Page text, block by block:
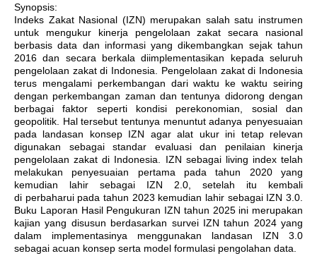
Synopsis:
Indeks Zakat Nasional (IZN) merupakan salah satu instrumen
untuk mengukur kinerja pengelolaan zakat secara nasional
berbasis data dan informasi yang dikembangkan sejak tahun
2016 dan secara berkala diimplementasikan kepada seluruh
pengelolaan zakat di Indonesia. Pengelolaan zakat di Indonesia
terus mengalami perkembangan dari waktu ke waktu seiring
dengan perkembangan zaman dan tentunya didorong dengan
berbagai faktor seperti kondisi perekonomian, sosial dan
geopolitik. Hal tersebut tentunya menuntut adanya penyesuaian
pada landasan konsep IZN agar alat ukur ini tetap relevan
digunakan sebagai standar evaluasi dan penilaian kinerja
pengelolaan zakat di Indonesia. IZN sebagai living index telah
melakukan penyesuaian pertama pada tahun 2020 yang
kemudian lahir sebagai IZN 2.0, setelah itu kembali
di perbaharui pada tahun 2023 kemudian lahir sebagai IZN 3.0.
Buku Laporan Hasil Pengukuran IZN tahun 2025 ini merupakan
kajian yang disusun berdasarkan survei IZN tahun 2024 yang
dalam implementasinya menggunakan landasan IZN 3.0
sebagai acuan konsep serta model formulasi pengolahan data.